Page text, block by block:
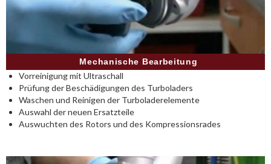
Mechanische Bearbeitung
Vorreinigung mit Ultraschall
Prüfung der Beschädigungen des Turboladers
Waschen und Reinigen der Turboladerelemente
Auswahl der neuen Ersatzteile
Auswuchten des Rotors und des Kompressionsrades